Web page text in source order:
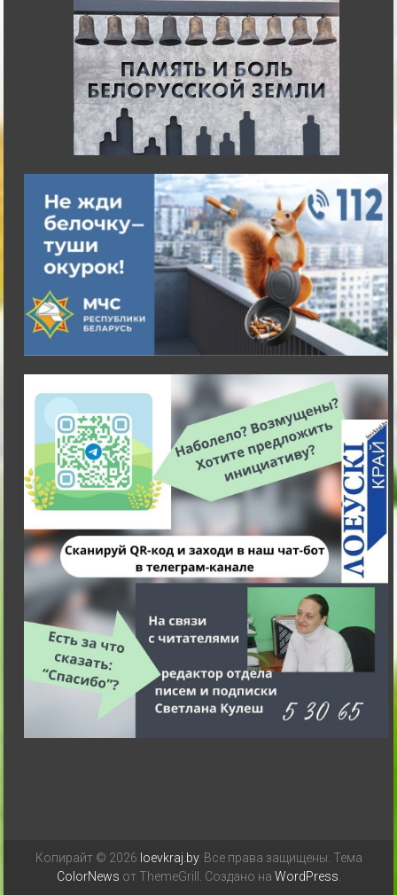
Копирайт © 2026 loevkraj.by. Все права защищены. Тема
ColorNews от ThemeGrill. Создано на WordPress.